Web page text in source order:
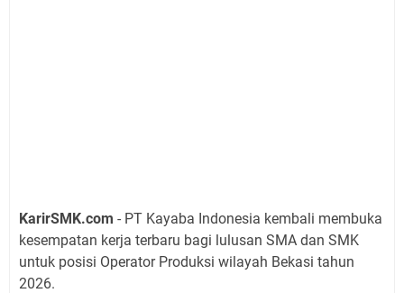
KarirSMK.com - PT Kayaba Indonesia kembali membuka
kesempatan kerja terbaru bagi lulusan SMA dan SMK
untuk posisi Operator Produksi wilayah Bekasi tahun
2026.